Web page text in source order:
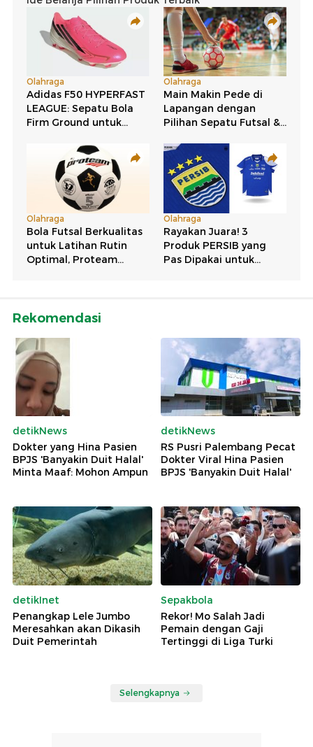
Rekomendasi
detikNews
Dokter yang Hina Pasien
BPJS 'Banyakin Duit Halal'
Minta Maaf: Mohon Ampun
detikNews
RS Pusri Palembang Pecat
Dokter Viral Hina Pasien
BPJS 'Banyakin Duit Halal'
detikInet
Penangkap Lele Jumbo
Meresahkan akan Dikasih
Duit Pemerintah
Sepakbola
Rekor! Mo Salah Jadi
Pemain dengan Gaji
Tertinggi di Liga Turki
Selengkapnya